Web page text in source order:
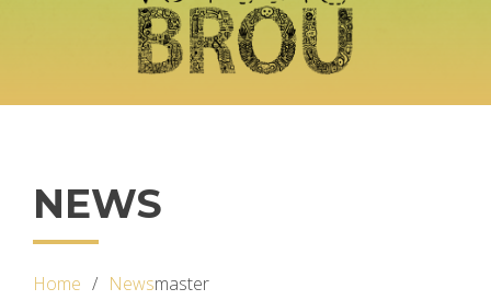
NEWS
Home Newsmaster